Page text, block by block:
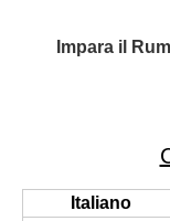
Impara il
Italiano